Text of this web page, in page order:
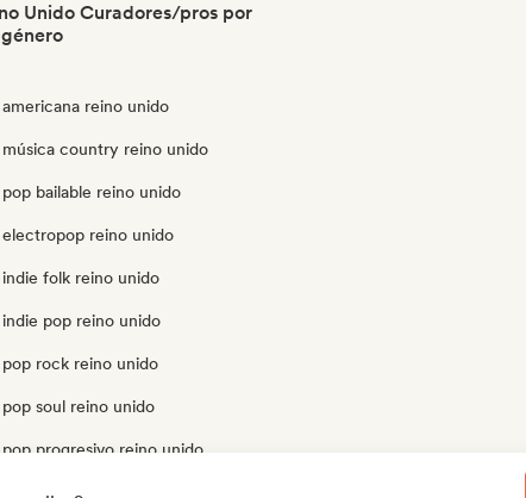
Unido Curadores/pros por
americana reino unido
música country reino unido
pop bailable reino unido
electropop reino unido
indie folk reino unido
indie pop reino unido
pop rock reino unido
pop soul reino unido
pop progresivo reino unido
pop psicodélico reino unido